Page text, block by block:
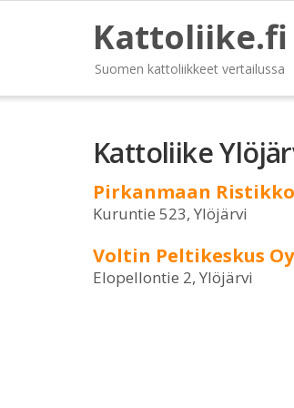
Kattoliike.fi
Suomen kattoliikkeet vertailussa
Kattoliike
Pirkanmaan
Kuruntie 523, Ylöjärvi
Voltin Peltikeskus Oy
Elopellontie 2, Ylöjärvi